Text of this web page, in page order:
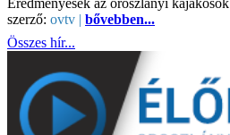
szerző: ovtv | bővebben...
Összes hír...